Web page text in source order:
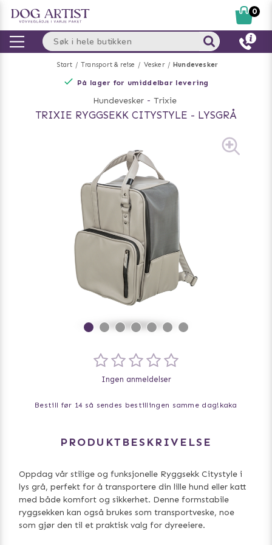
Start Transport & reise Vesker Hundevesker
På lager for umiddelbar levering
Hundevesker - Trixie
TRIXIE RYGGSEKK CITYSTYLE - LYSGRÅ
Ingen anmeldelser
Bestill før 14 så sendes bestillingen samme dag! kaka
PRODUKTBESKRIVELSE
Oppdag vår stilige og funksjonelle Ryggsekk Citystyle i
lys grå, perfekt for å transportere din lille hund eller katt
med både komfort og sikkerhet. Denne formstabile
ryggsekken kan også brukes som transportveske, noe
som gjør den til et praktisk valg for dyreeiere.
0